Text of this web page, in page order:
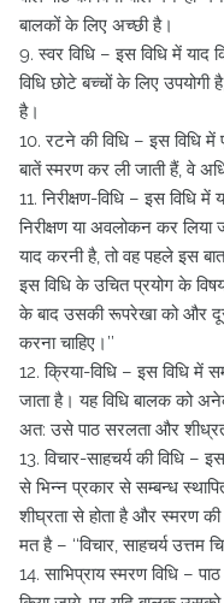
बालकों के लिए अच्छी है।
9. स्वर विधि – इस विधि में याद
विधि छोटे बच्चों के लिए
है।
10. रटने की विधि – इस विधि
बातें स्मरण कर ली जाती हैं, वे
11. निरीक्षण-विधि – इस विधि
निरीक्षण या अवलोकन कर
याद करनी है, तो वह पहले इस
इस विधि के उचित प्रयोग के
के बाद उसकी रूपरेखा को और
करना चाहिए।’’
12. क्रिया-विधि – इस विधि में
जाता है। यह विधि बालक को
अत: उसे पाठ सरलता और
13. विचार-साहचर्य की विधि –
से भिन्न प्रकार से सम्बन्ध
शीघ्रता से होता है और स्मरण
मत है – ‘‘विचार, साहचर्य उत्तम
14. साभिप्राय स्मरण विधि –